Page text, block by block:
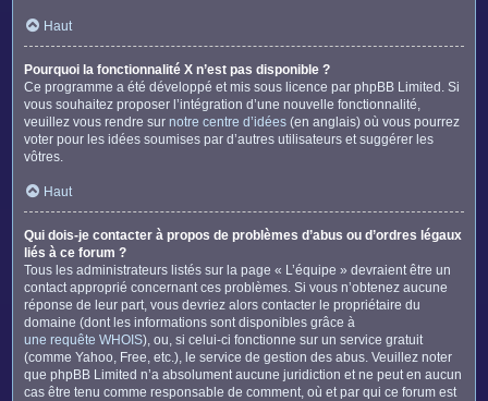
Haut
Pourquoi la fonctionnalité X n’est pas disponible ?
Ce programme a été développé et mis sous licence par phpBB Limited. Si
vous souhaitez proposer l’intégration d’une nouvelle fonctionnalité,
veuillez vous rendre sur notre centre d’idées (en anglais) où vous pourrez
voter pour les idées soumises par d’autres utilisateurs et suggérer les
vôtres.
Haut
Qui dois-je contacter à propos de problèmes d’abus ou d’ordres légaux
liés à ce forum ?
Tous les administrateurs listés sur la page « L’équipe » devraient être un
contact approprié concernant ces problèmes. Si vous n’obtenez aucune
réponse de leur part, vous devriez alors contacter le propriétaire du
domaine (dont les informations sont disponibles grâce à
une requête WHOIS), ou, si celui-ci fonctionne sur un service gratuit
(comme Yahoo, Free, etc.), le service de gestion des abus. Veuillez noter
que phpBB Limited n’a absolument aucune juridiction et ne peut en aucun
cas être tenu comme responsable de comment, où et par qui ce forum est